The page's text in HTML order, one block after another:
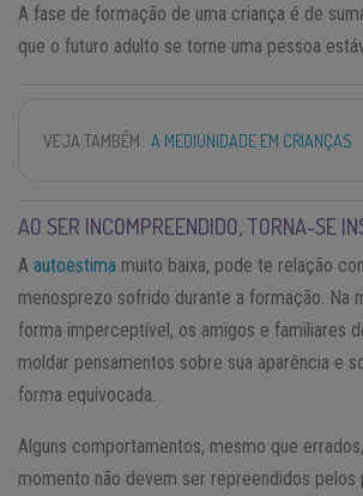
A fase de formação de uma criança é de
que o futuro adulto se torne uma pessoa
VEJA TAMBÉM A MEDIUNIDADE EM CRIANÇAS
AO SER INCOMPREENDIDO, TORNA-SE
A autoestima muito baixa, pode te relação
menosprezo sofrido durante a formação. Na
forma imperceptível, os amigos e familiares
moldar pensamentos sobre sua aparência e
forma equivocada.
Alguns comportamentos, mesmo que
momento não devem ser repreendidos pelos